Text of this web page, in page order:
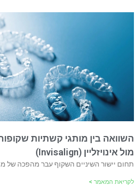
מול אינויזליין (Invisalign)
תחום יישור השיניים השקוף עבר מהפכה של
לקריאת המאמר >